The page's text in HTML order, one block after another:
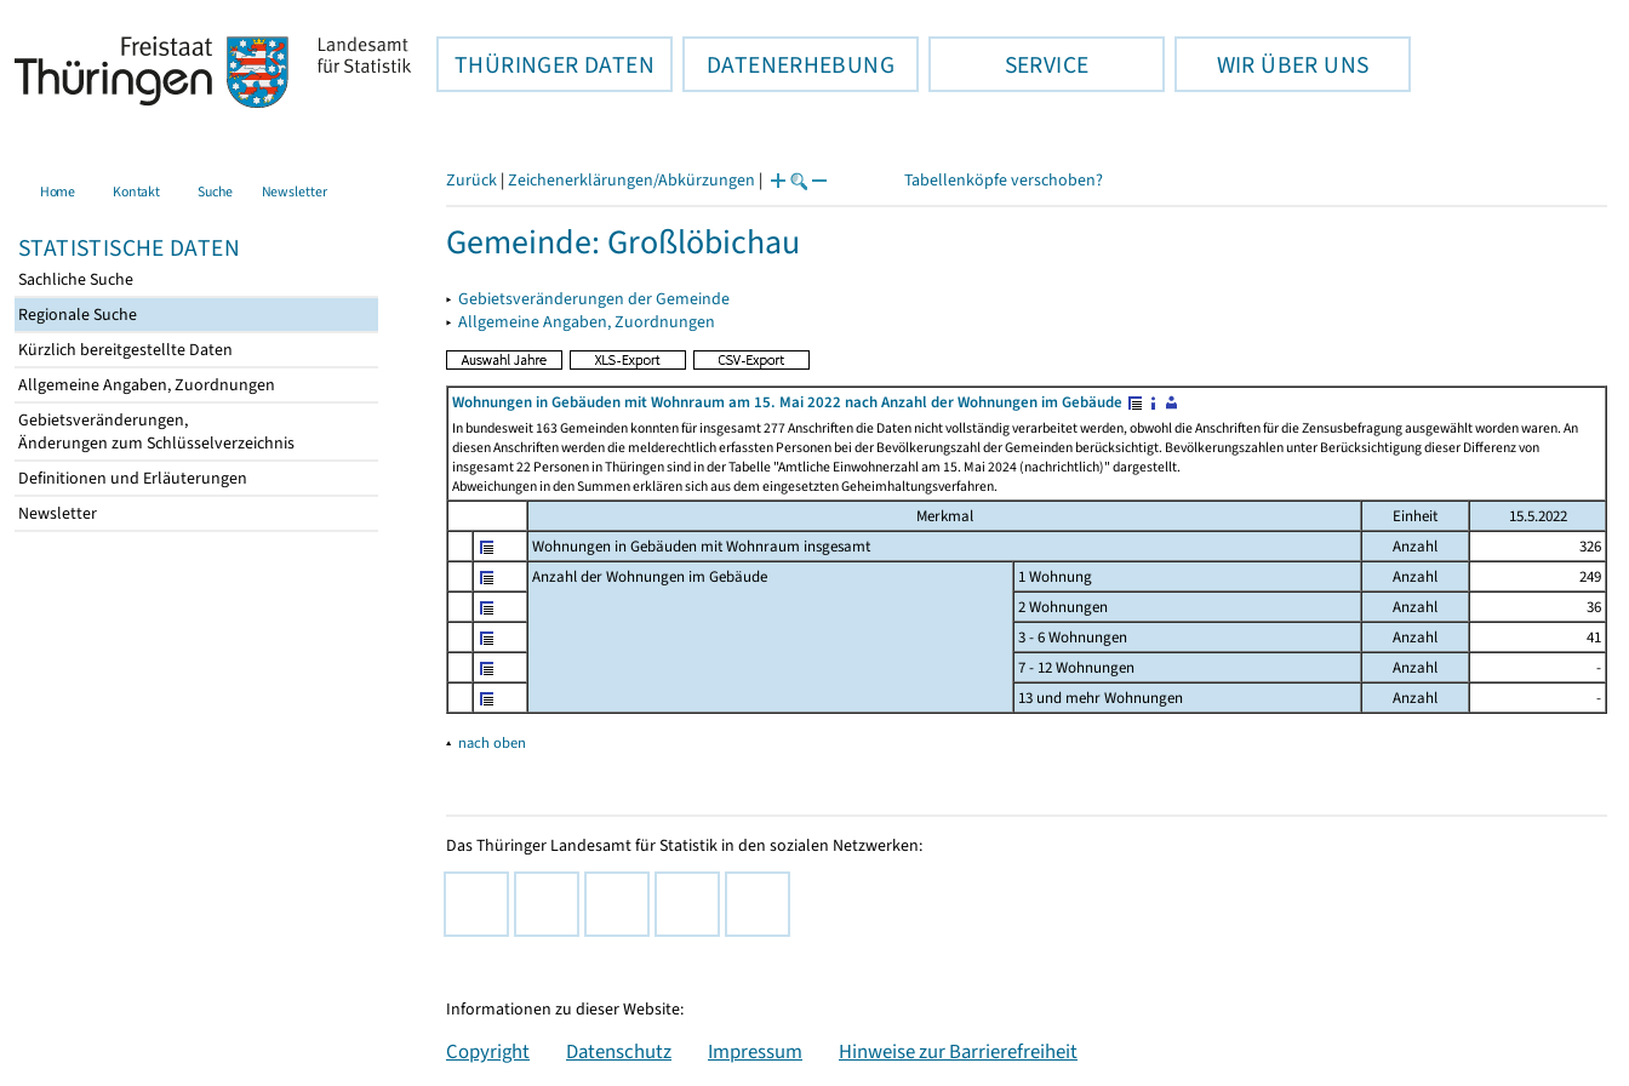
THÜRINGER DATEN DATENERHEBUNG SERVICE WIR ÜBER UNS
Home Kontakt Suche Newsletter
STATISTISCHE DATEN
Sachliche Suche
Regionale Suche
Kürzlich bereitgestellte Daten
Allgemeine Angaben, Zuordnungen
Gebietsveränderungen,
Änderungen zum Schlüsselverzeichnis
Definitionen und Erläuterungen
Newsletter
Zurück | Zeichenerklärungen/Abkürzungen | Tabellenköpfe verschoben?
Gemeinde: Großlöbichau
▸ Gebietsveränderungen der Gemeinde
▸ Allgemeine Angaben, Zuordnungen
Wohnungen in Gebäuden mit Wohnraum am 15. Mai 2022 nach Anzahl der Wohnungen im Gebäude
In bundesweit 163 Gemeinden konnten für insgesamt 277 Anschriften die Daten nicht vollständig verarbeitet werden, obwohl die Anschriften für die Zensusbefragung ausgewählt worden waren. An
diesen Anschriften werden die melderechtlich erfassten Personen bei der Bevölkerungszahl der Gemeinden berücksichtigt. Bevölkerungszahlen unter Berücksichtigung dieser Differenz von
insgesamt 22 Personen in Thüringen sind in der Tabelle "Amtliche Einwohnerzahl am 15. Mai 2024 (nachrichtlich)" dargestellt.
Abweichungen in den Summen erklären sich aus dem eingesetzten Geheimhaltungsverfahren.
Merkmal Einheit
15.5.2022
Wohnungen in Gebäuden mit Wohnraum insgesamt
Anzahl
326
Anzahl der Wohnungen im Gebäude
1 Wohnung Anzahl
249
2 Wohnungen
Anzahl
36
3 - 6 Wohnungen
Anzahl
41
7 - 12 Wohnungen
Anzahl
-
13 und mehr Wohnungen
Anzahl -
▴ nach oben
Das Thüringer Landesamt für Statistik in den sozialen Netzwerken:
Informationen zu dieser Website:
Copyright Datenschutz Impressum Hinweise zur Barrierefreiheit